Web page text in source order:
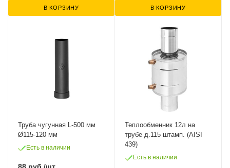
В КОРЗИНУ В КОРЗИНУ
Труба чугунная L-500 мм
Ø115-120 мм
Есть в наличии
Теплообменник 12л на
трубе д.115 штамп. (AISI
439)
Есть в наличии